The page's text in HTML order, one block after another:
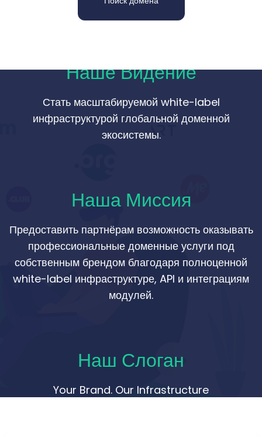
Наше Видение
Стать масштабируемой white-label
инфраструктурой глобальной доменной
экосистемы.
Наша Миссия
Предоставить партнёрам возможность оказывать
профессиональные доменные услуги под
собственным брендом благодаря полноценной
white-label инфраструктуре, API и интеграциям
модулей.
Наш Слоган
Your Brand. Our Infrastructure